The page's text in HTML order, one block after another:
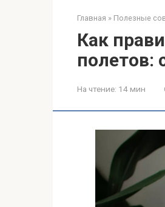
Главная » Полезные
Как
полетов:
На чтение: 14 мин